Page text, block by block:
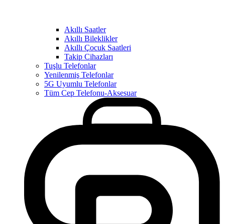
Akıllı Saatler
Akıllı Bileklikler
Akıllı Çocuk Saatleri
Takip Cihazları
Tuşlu Telefonlar
Yenilenmiş Telefonlar
5G Uyumlu Telefonlar
Tüm Cep Telefonu-Aksesuar